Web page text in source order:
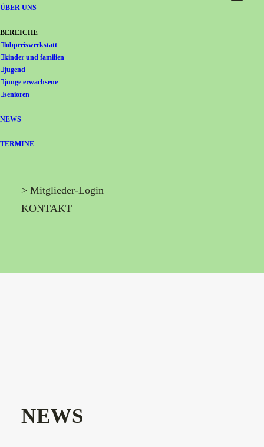
Gemeinschaft Immanuel
ÜBER UNS
BEREICHE
lobpreiswerkstatt
kinder und familien
jugend
junge erwachsene
senioren
NEWS
TERMINE
> Mitglieder-Login
KONTAKT
NEWS